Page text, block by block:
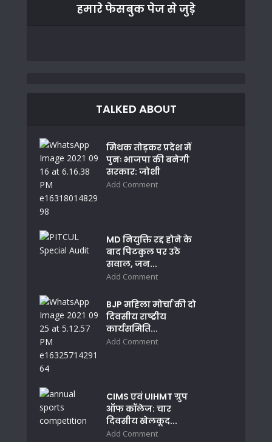
हमारे फेसबुक पेज से जुड़े
TALKED ABOUT
मिथक तोड़कर प्रदेश में
पुनः भाजपा की बनेगी
सरकार: जोशी
Add Comment
MD नियुक्ति रद्द होने के
बाद पिटकुल पर उठे
सवाल, जन...
Add Comment
BJP महिला मोर्चा की दो
दिवसीय राष्ट्रीय
कार्यसमिति...
Add Comment
CIMS एवं UIHMT ग्रुप
ऑफ कॉलेज: चार
दिवसीय खेलकूद...
Add Comment